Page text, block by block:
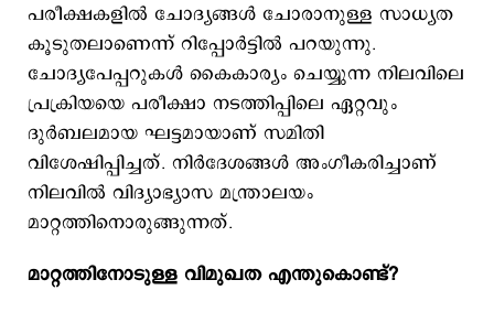
പരീക്ഷകളിൽ ചോദ്യങ്ങൾ ചോരാനുള്ള സാധ്യത
കൂടുതലാണെന്ന് റിപ്പോര്‍ട്ടില്‍ പറയുന്നു.
ചോദ്യപേപ്പറുകൾ കൈകാര്യം ചെയ്യുന്ന നിലവിലെ
പ്രക്രിയയെ പരീക്ഷാ നടത്തിപ്പിലെ ഏറ്റവും
ദുർബലമായ ഘട്ടമായാണ് സമിതി
വിശേഷിപ്പിച്ചത്. നിര്‍ദേശങ്ങള്‍ അംഗീകരിച്ചാണ്
നിലവില്‍ വിദ്യാഭ്യാസ മന്ത്രാലയം
മാറ്റത്തിനൊരുങ്ങുന്നത്.
മാറ്റത്തിനോടുള്ള വിമുഖത എന്തുകൊണ്ട്?